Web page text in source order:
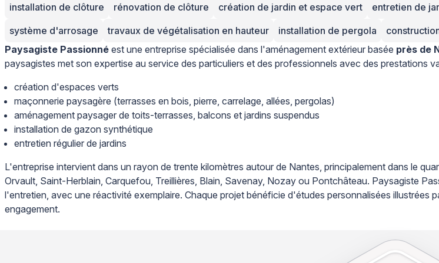
installation de clôture rénovation de clôture création de jardin et espace vert entretien de
système d'arrosage
travaux de végétalisation en hauteur installation de pergola
Paysagiste Passionné est une entreprise spécialisée dans l'aménagement extérieur basée près de
paysagistes met son expertise au service des particuliers et des professionnels avec des prestations
création d'espaces verts
maçonnerie paysagère (terrasses en bois, pierre, carrelage, allées, pergolas)
aménagement paysager de toits-terrasses, balcons et jardins suspendus
installation de gazon synthétique
entretien régulier de jardins
L'entreprise intervient dans un rayon de trente kilomètres autour de Nantes, principalement dans le
Orvault, Saint-Herblain, Carquefou, Treillières, Blain, Savenay, Nozay ou Pontchâteau. Paysagiste
l'entretien, avec une réactivité exemplaire. Chaque projet bénéficie d'études personnalisées illustrées
engagement.